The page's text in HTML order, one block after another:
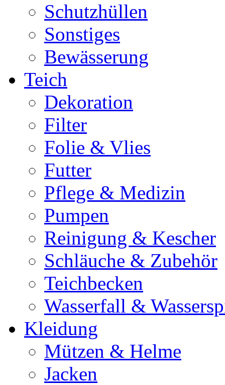
Schutzhüllen
Sonstiges
Bewässerung
Teich
Dekoration
Filter
Folie & Vlies
Futter
Pflege & Medizin
Pumpen
Reinigung & Kescher
Schläuche & Zubehör
Teichbecken
Wasserfall &
Kleidung
Mützen & Helme
Jacken